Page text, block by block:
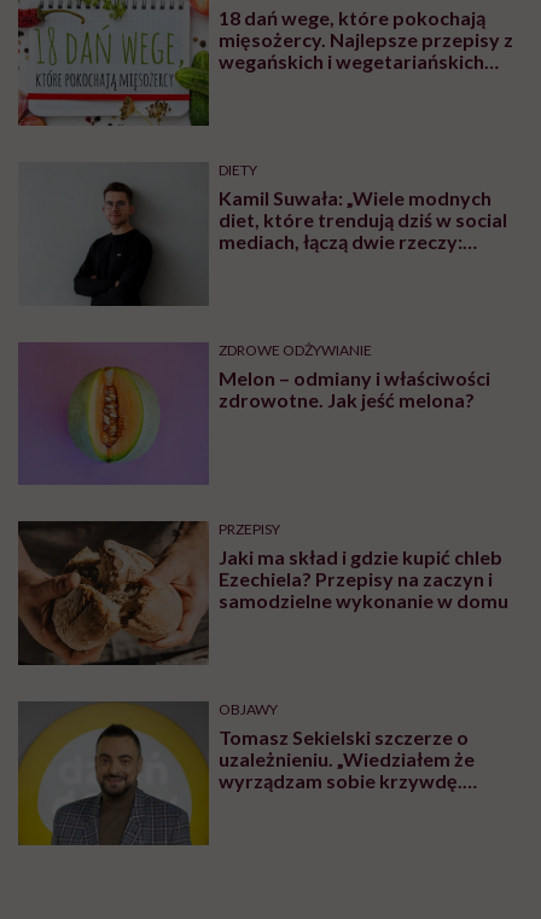
18 dań wege, które pokochają
mięsożercy. Najlepsze przepisy z
wegańskich i wegetariańskich
DIETY
Kamil Suwała: „Wiele modnych
diet, które trendują dziś w social
mediach, łączą dwie rzeczy:
ZDROWE ODŻYWIANIE
Melon – odmiany i właściwości
zdrowotne. Jak jeść melona?
PRZEPISY
Jaki ma skład i gdzie kupić chleb
Ezechiela? Przepisy na zaczyn i
samodzielne wykonanie w domu
OBJAWY
Tomasz Sekielski szczerze o
uzależnieniu. „Wiedziałem że
wyrządzam sobie krzywdę.